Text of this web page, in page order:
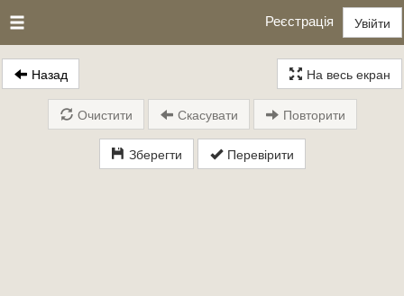
Реєстрація Увійти
Назад На весь екран
Зберегти Перевірити
Очистити Скасувати Повторити